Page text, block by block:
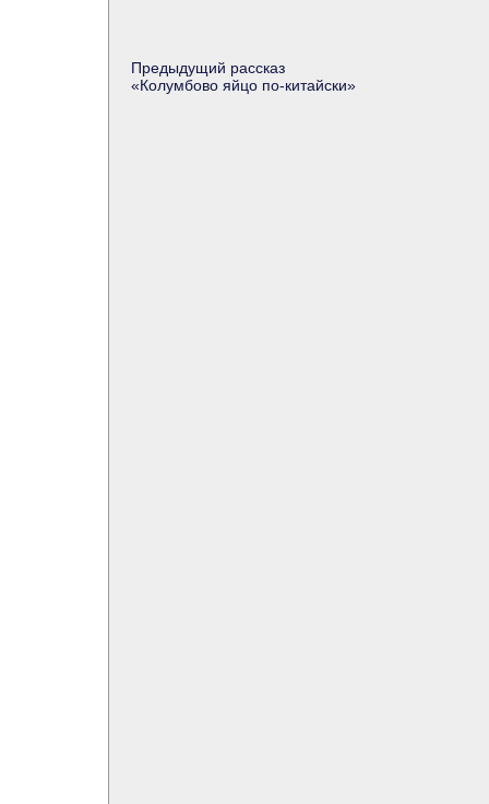
Предыдущий рассказ
«Колумбово яйцо по-китайски»